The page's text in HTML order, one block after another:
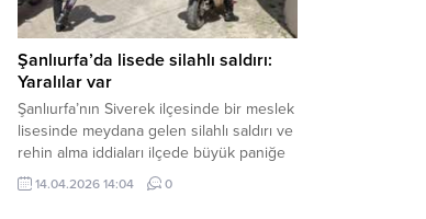
Kaçakçılarına Yönelik Çalışmalar” tüm...
Şanlıurfa’da lisede silahlı saldırı:
Yaralılar var
Şanlıurfa’nın Siverek ilçesinde bir meslek
lisesinde meydana gelen silahlı saldırı ve
rehin alma iddiaları ilçede büyük paniğe
neden oldu. Olay yerine çok sayıda özel
harekat polisi ve sağlık ekibi sevk
14.04.2026 14:04 0